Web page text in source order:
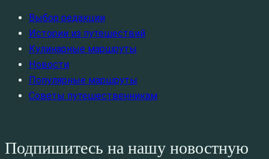
Выбор редакции
Истории из путешествий
Кулинарные маршруты
Новости
Популярные маршруты
Советы путешественникам
Подпишитесь на нашу новостную